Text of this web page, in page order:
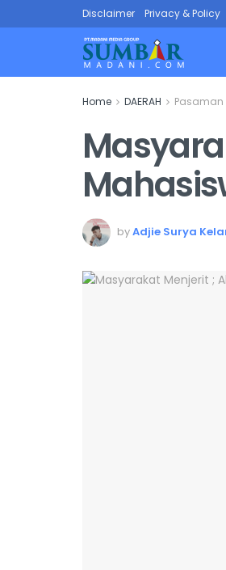
Disclaimer Privacy & Policy
Home DAERAH Pasaman
byAdjie Surya